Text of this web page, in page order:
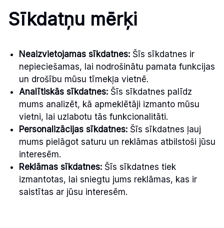
Sīkdatņu mērķi
Neaizvietojamas sīkdatnes: Šīs sīkdatnes ir
nepieciešamas, lai nodrošinātu pamata funkcijas
un drošību mūsu tīmekļa vietnē.
Analītiskās sīkdatnes: Šīs sīkdatnes palīdz
mums analizēt, kā apmeklētāji izmanto mūsu
vietni, lai uzlabotu tās funkcionalitāti.
Personalizācijas sīkdatnes: Šīs sīkdatnes ļauj
mums pielāgot saturu un reklāmas atbilstoši jūsu
interesēm.
Reklāmas sīkdatnes: Šīs sīkdatnes tiek
izmantotas, lai sniegtu jums reklāmas, kas ir
saistītas ar jūsu interesēm.